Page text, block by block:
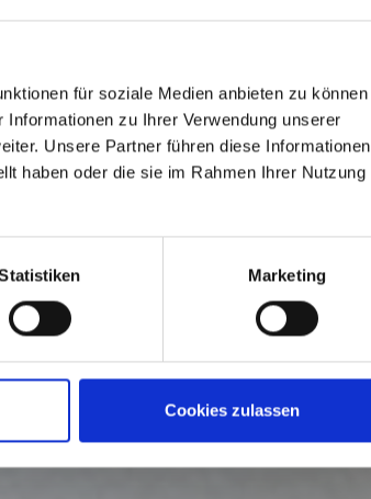
für soziale Medien anbieten zu können
zu Ihrer Verwendung unserer
Unsere Partner führen diese Informationen
haben oder die sie im Rahmen Ihrer Nutzung
Marketing
Cookies zulassen